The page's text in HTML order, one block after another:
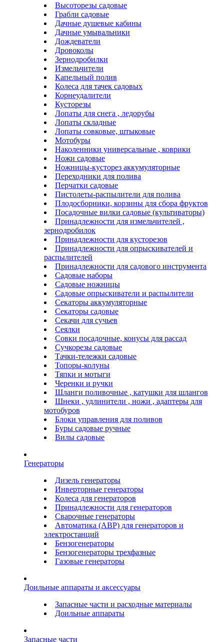
Высоторезы садовые
Грабли садовые
Дачные душевые кабины
Дачные умывальники
Дождеватели
Дровоколы
Зернодробилки
Измельчители
Капельный полив
Колеса для тачек садовых
Корнеудалители
Кусторезы
Лопаты для снега , ледорубы
Лопаты складные
Лопаты совковые, штыковые
Мотобуры
Наколенники универсальные , коврики
Ножи садовые
Ножницы-кусторез аккумуляторные
Переходники для полива
Перчатки садовые
Пистолеты-распылители для полива
Плодосборники, корзины для сбора фруктов
Посадочные вилки садовые (культиваторы)
Принадлежности для измельчителей ,
зернодробилок
Принадлежности для кусторезов
Принадлежности для опрыскивателей и
распылителей
Принадлежности для садового инструмента
Садовые наборы
Садовые ножницы
Садовые опрыскиватели и распылители
Секаторы аккумуляторные
Секаторы садовые
Секачи для сучьев
Сеялки
Совки посадочные, конусы для рассад
Сучкорезы садовые
Тачки-тележки садовые
Топоры-колуны
Тяпки и мотыги
Черенки и ручки
Шланги поливочные , катушки для шлангов
Шнеки , удлинители , ножи , адаптеры для
мотобуров
Блоки управления для поливов
Буры садовые ручные
Вилы садовые
Генераторы
Дизель генераторы
Инверторные генераторы
Колеса для генераторов
Принадлежности для генераторов
Сварочные генераторы
Автоматика (АВР) для генераторов и
электростанций
Бензогенераторы
Бензогенераторы трехфазные
Газовые генераторы
Доильные аппараты и аксессуары
Запасные части и расходные материалы
Доильные аппараты
Запасные части